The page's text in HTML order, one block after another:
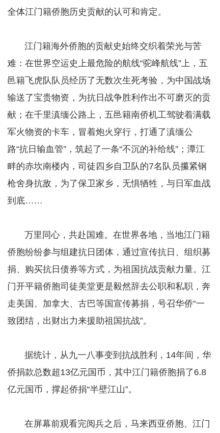
全体江门籍侨胞历史贡献的认可和肯定。
​​​​​​​ 江门籍海外侨胞的贡献史始终交织着荣光与苦
难：在世界空运史上最危险的航线“驼峰航线”上，五
邑籍飞虎队队员经历了无数次生死考验，为中国战场
输送了宝贵物资，为抗日战争胜利作出不可磨灭的贡
献；在千里滇缅公路上，五邑籍南侨机工驾驶着满载
军火物资的卡车，冒着炮火穿行，打通了滇缅公
路“抗日输血管”，筑起了一条“不沉的补给线”；潭江
畔的赤坎南楼内，司徒四乡自卫队的7名队员攥紧钢
枪舍身抗敌，为了保卫家乡，无惧牺牲，与日军血战
到底……
​​​​​​​ 万里同心，共赴国难。在世界各地，当地江门籍
侨胞纷纷参与组建抗日团体，通过宣传抗日、组织募
捐、购买抗日债券等方式，为祖国抗战贡献力量。江
门开平籍侨胞司徒美堂更是毅然辞去公职和私职，奔
走美国、加拿大、古巴等国宣传募捐，号召华侨“一
致团结，出财出力来援助祖国抗战”。
​​​​​​​ 据统计，从九一八事变到抗战胜利，14年间，华
侨捐款总数超13亿元国币，其中江门籍侨胞捐了6.8
亿元国币，撑起侨捐“半壁江山”。
​​​​​​​ 在屏幕前观看完阅兵之后，马来西亚侨胞、江门